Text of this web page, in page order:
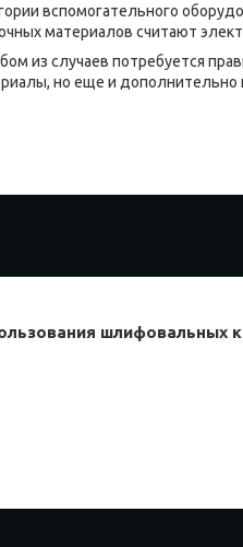
вспомогательного
материалов считают
из случаев потребуется
но еще и дополнительно
шлифовальных